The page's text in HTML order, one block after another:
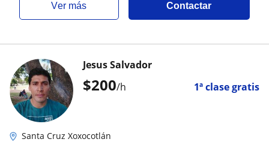
ver más Contactar
$200/h 1ª clase gratis
Jesus Salvador
Santa Cruz Xoxocotlán